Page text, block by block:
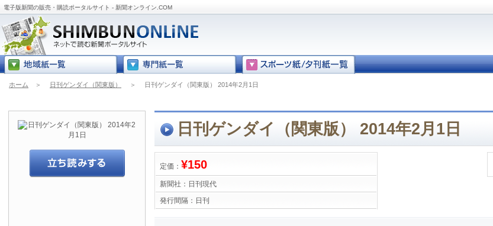
電子版新聞の販売・購読ポータルサイト - 新聞オンライン.COM
ホーム ＞ 日刊ゲンダイ（関東版） ＞ 日刊ゲンダイ（関東版） 2014年2月1日
日刊ゲンダイ（関東版） 2014年2月1日
定価： ¥150
新聞社： 日刊現代
発行間隔： 日刊